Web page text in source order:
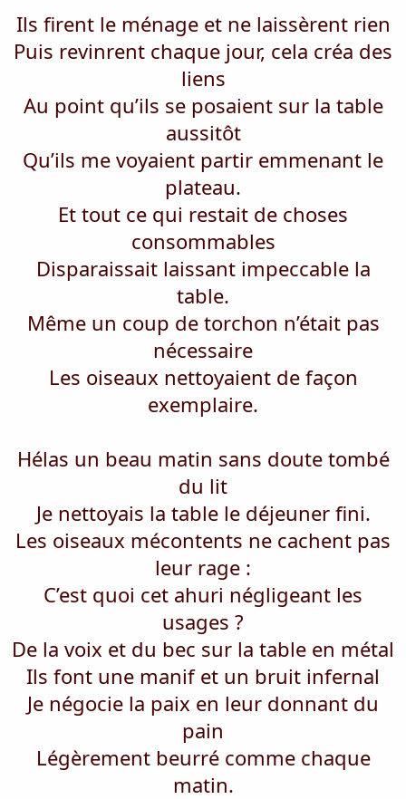
Ils firent le ménage et ne laissèrent rien
Puis revinrent chaque jour, cela créa des
liens
Au point qu’ils se posaient sur la table
aussitôt
Qu’ils me voyaient partir emmenant le
plateau.
Et tout ce qui restait de choses
consommables
Disparaissait laissant impeccable la
table.
Même un coup de torchon n’était pas
nécessaire
Les oiseaux nettoyaient de façon
exemplaire.
Hélas un beau matin sans doute tombé
du lit
Je nettoyais la table le déjeuner fini.
Les oiseaux mécontents ne cachent pas
leur rage :
C’est quoi cet ahuri négligeant les
usages ?
De la voix et du bec sur la table en métal
Ils font une manif et un bruit infernal
Je négocie la paix en leur donnant du
pain
Légèrement beurré comme chaque
matin.